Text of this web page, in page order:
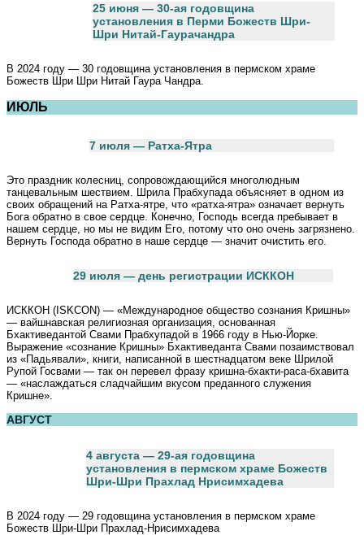
25 июня — 30-ая годовщина
установления в Перми Божеств Шри-
Шри Нитай-Гаурачандра
В 2024 году — 30 годовщина установления в пермском храме
Божеств Шри Шри Нитай Гаура Чандра.
ИЮЛЬ
7 июля — Ратха-Ятра
Это праздник колесниц, сопровождающийся многолюдным
танцевальным шествием. Шрила Прабхупада объясняет в одном из
своих обращений на Ратха-ятре, что «ратха-ятра» означает вернуть
Бога обратно в свое сердце. Конечно, Господь всегда пребывает в
нашем сердце, но мы не видим Его, потому что оно очень загрязнено.
Вернуть Господа обратно в наше сердце — значит очистить его.
29 июля — день регистрации ИСККОН
ИСККОН (ISKCON) — «Международное общество сознания Кришны»
— вайшнавская религиозная организация, основанная
Бхактиведантой Свами Прабхупадой в 1966 году в Нью-Йорке.
Выражение «сознание Кришны» Бхактиведанта Свами позаимствовал
из «Падьявали», книги, написанной в шестнадцатом веке Шрилой
Рупой Госвами — так он перевел фразу кришна-бхакти-раса-бхавита
— «наслаждаться сладчайшим вкусом преданного служения
Кришне».
АВГУСТ
4 августа — 29-ая годовщина
установления в пермском храме Божеств
Шри-Шри Прахлад Нрисимхадева
В 2024 году — 29 годовщина установления в пермском храме
Божеств Шри-Шри Прахлад-Нрисимхадева